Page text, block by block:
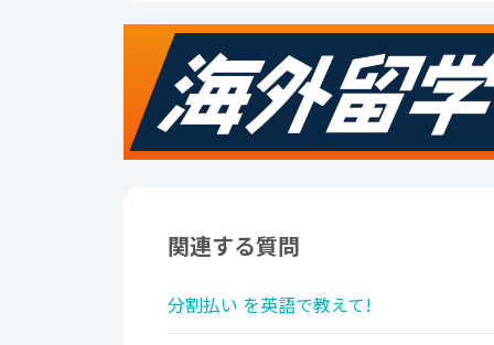
関連する質問
分割払い を英語で教えて!